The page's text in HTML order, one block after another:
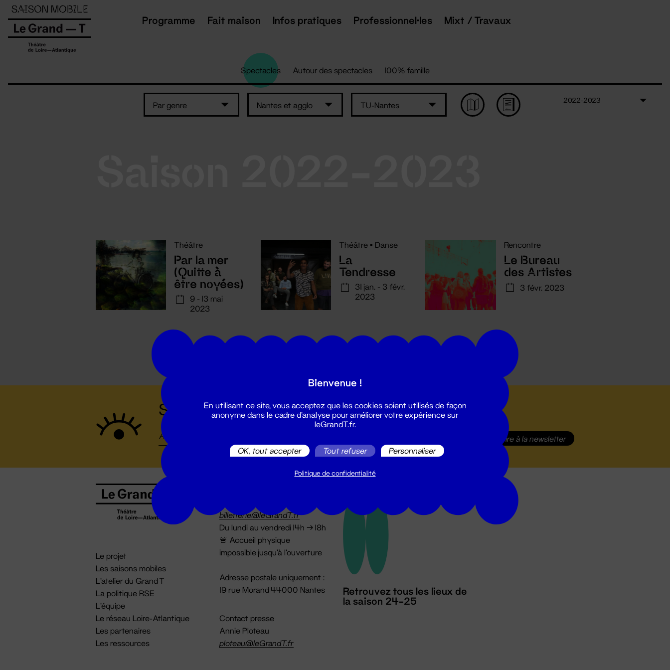
Programme Fait maison Infos pratiques Professionnel·les Mixt / Travaux
Spectacles Autour des spectacles 100% famille
Par genre Nantes et agglo TU-Nantes
2022-2023
Théâtre
Par la mer
(Quitte à
être noyées)
9 - 13 mai
2023
Théâtre • Danse
La
Tendresse
31 jan. - 3 févr.
2023
Rencontre
Le Bureau
des Artistes
3 févr. 2023
Suivez toutes les actualités du Grand T :
S'inscrire à la newsletter
Le projet
Les saisons mobiles
L'atelier du Grand T
La politique RSE
L'équipe
Le réseau Loire-Atlantique
Les partenaires
Les ressources
billetterie@leGrandT.fr
Du lundi au vendredi 14h → 18h
🚨 Accueil physique
impossible jusqu'à l'ouverture
Adresse postale uniquement :
19 rue Morand 44000 Nantes
Contact presse
Annie Ploteau
ploteau@leGrandT.fr
Retrouvez tous les lieux de
la saison 24-25
Panneau de gestion des cookies
Bienvenue !
En utilisant ce site, vous acceptez que les cookies soient utilisés de façon
anonyme dans le cadre d'analyse pour améliorer votre expérience sur
leGrandT.fr.
OK, tout accepter Tout refuser Personnaliser
Politique de confidentialité